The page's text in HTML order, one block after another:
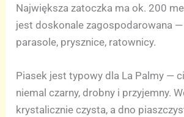
Największa zatoczka ma ok. 200
jest doskonale zagospodarowana —
parasole, prysznice, ratownicy.
Piasek jest typowy dla La Palmy —
niemal czarny, drobny i przyjemny.
krystalicznie czysta, a dno